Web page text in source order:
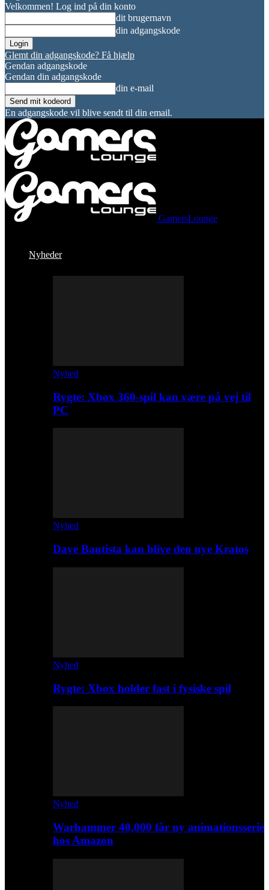
Velkommen! Log ind på din konto
dit brugernavn
din adgangskode
Glemt din adgangskode? Få hjælp
Gendan adgangskode
Gendan din adgangskode
din e-mail
En adgangskode vil blive sendt til din email.
GamersLounge
Nyheder
Nyhed
Rygte: Xbox 360-spil kan være på vej til
PC
Nyhed
Dave Bautista kan blive den nye Kratos
Nyhed
Rygte: Xbox holder fast i fysiske spil
Nyhed
Warhammer 40,000 får ny animationsserie
hos Amazon